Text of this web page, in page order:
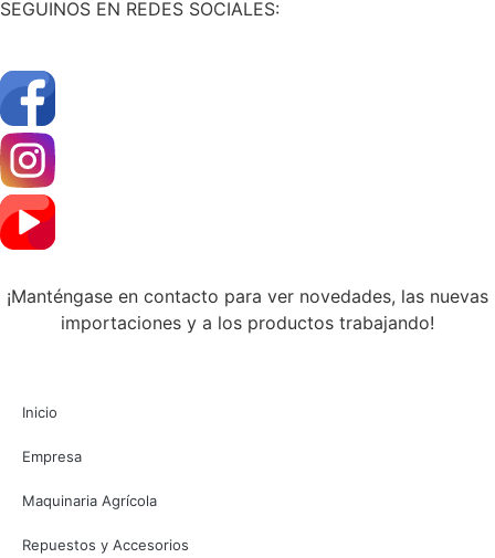
SEGUINOS EN REDES SOCIALES:
¡Manténgase en contacto para ver novedades, las nuevas
importaciones y a los productos trabajando!
Inicio
Empresa
Maquinaria Agrícola
Repuestos y Accesorios